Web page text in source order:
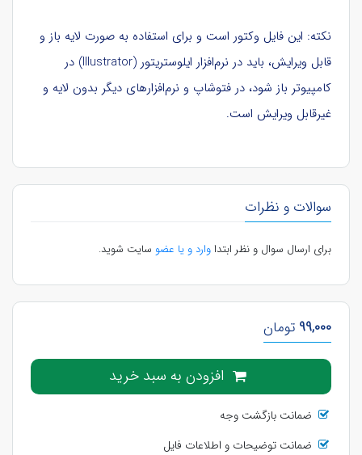
نکته: این فایل وکتور است و برای استفاده به صورت لایه باز و
قابل ویرایش، باید در نرم‌افزار ایلوستریتور (Illustrator) در
کامپیوتر باز شود، در فتوشاپ و نرم‌افزارهای دیگر بدون لایه و
غیرقابل ویرایش است.
سوالات و نظرات
برای ارسال سوال و نظر ابتداوارد و یا عضو سایت شوید.
99,000 تومان
افزودن به سبد خرید
ضمانت بازگشت وجه
ضمانت توضیحات و اطلاعات فایل